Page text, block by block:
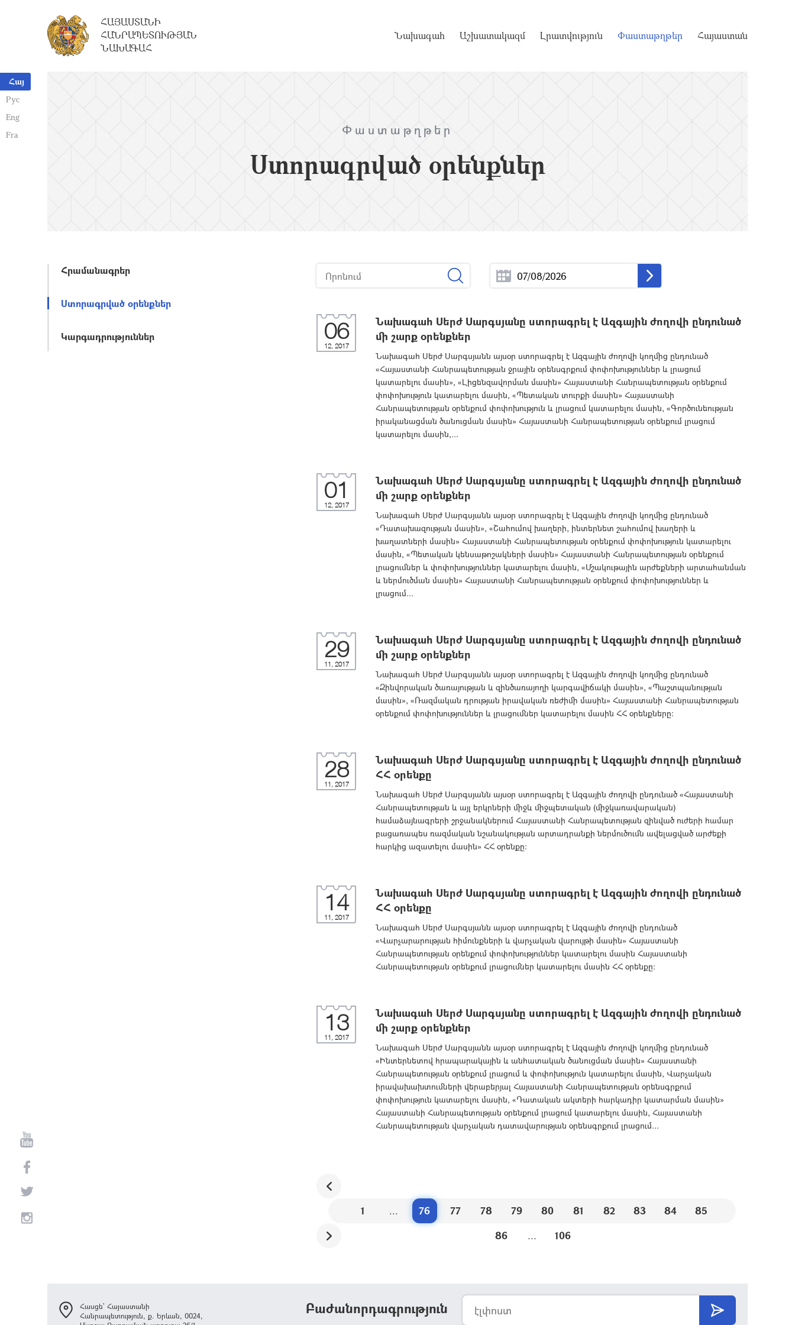
Հայ
Рус
Eng
Fra
ՀԱՅԱՍՏԱՆԻ
ՀԱՆՐԱՊԵՏՈՒԹՅԱՆ
ՆԱԽԱԳԱՀ
Նախագահ Աշխատակազմ Լրատվություն Փաստաթղթեր Հայաստան
Փաստաթղթեր
Ստորագրված օրենքներ
Հրամանագրեր
Ստորագրված օրենքներ
Կարգադրություններ 06
12, 2017
Նախագահ Սերժ Սարգսյանը ստորագրել է Ազգային ժողովի ընդունած
մի շարք օրենքներ
Նախագահ Սերժ Սարգսյանն այսօր ստորագրել է Ազգային ժողովի կողմից ընդունած
«Հայաստանի Հանրապետության ջրային օրենսգրքում փոփոխություններ և լրացում
կատարելու մասին», «Լիցենզավորման մասին» Հայաստանի Հանրապետության օրենքում
փոփոխություն կատարելու մասին, «Պետական տուրքի մասին» Հայաստանի
Հանրապետության օրենքում փոփոխություն և լրացում կատարելու մասին, «Գործունեության
իրականացման ծանուցման մասին» Հայաստանի Հանրապետության օրենքում լրացում
կատարելու մասին,...
01
12, 2017
Նախագահ Սերժ Սարգսյանը ստորագրել է Ազգային ժողովի ընդունած
մի շարք օրենքներ
Նախագահ Սերժ Սարգսյանն այսօր ստորագրել է Ազգային ժողովի կողմից ընդունած
«Դատախազության մասին», «Շահումով խաղերի, ինտերնետ շահումով խաղերի և
խաղատների մասին» Հայաստանի Հանրապետության օրենքում փոփոխություն կատարելու
մասին, «Պետական կենսաթոշակների մասին» Հայաստանի Հանրապետության օրենքում
լրացումներ և փոփոխություններ կատարելու մասին, «Մշակութային արժեքների արտահանման
և ներմուծման մասին» Հայաստանի Հանրապետության օրենքում փոփոխություններ և
լրացում...
29
11, 2017
Նախագահ Սերժ Սարգսյանը ստորագրել է Ազգային ժողովի ընդունած
մի շարք օրենքներ
Նախագահ Սերժ Սարգսյանն այսօր ստորագրել է Ազգային ժողովի կողմից ընդունած
«Զինվորական ծառայության և զինծառայողի կարգավիճակի մասին», «Պաշտպանության
մասին», «Ռազմական դրության իրավական ռեժիմի մասին» Հայաստանի Հանրապետության
օրենքում փոփոխություններ և լրացումներ կատարելու մասին ՀՀ օրենքները:
28
11, 2017
Նախագահ Սերժ Սարգսյանը ստորագրել է Ազգային ժողովի ընդունած
ՀՀ օրենքը
Նախագահ Սերժ Սարգսյանն այսօր ստորագրել է Ազգային ժողովի ընդունած «Հայաստանի
Հանրապետության և այլ երկրների միջև միջպետական (միջկառավարական)
համաձայնագրերի շրջանակներում Հայաստանի Հանրապետության զինված ուժերի համար
բացառապես ռազմական նշանակության արտադրանքի ներմուծումն ավելացված արժեքի
հարկից ազատելու մասին» ՀՀ օրենքը:
14
11, 2017
Նախագահ Սերժ Սարգսյանը ստորագրել է Ազգային ժողովի ընդունած
ՀՀ օրենքը
Նախագահ Սերժ Սարգսյանն այսօր ստորագրել է Ազգային ժողովի ընդունած
«Վարչարարության հիմունքների և վարչական վարույթի մասին» Հայաստանի
Հանրապետության օրենքում փոփոխություններ կատարելու մասին Հայաստանի
Հանրապետության օրենքում լրացումներ կատարելու մասին ՀՀ օրենքը:
13
11, 2017
Նախագահ Սերժ Սարգսյանը ստորագրել է Ազգային ժողովի ընդունած
մի շարք օրենքներ
Նախագահ Սերժ Սարգսյանն այսօր ստորագրել է Ազգային ժողովի կողմից ընդունած
«Ինտերնետով հրապարակային և անհատական ծանուցման մասին» Հայաստանի
Հանրապետության օրենքում լրացում և փոփոխություն կատարելու մասին, Վարչական
իրավախախտումների վերաբերյալ Հայաստանի Հանրապետության օրենսգրքում
փոփոխություն կատարելու մասին, «Դատական ակտերի հարկադիր կատարման մասին»
Հայաստանի Հանրապետության օրենքում լրացում կատարելու մասին, Հայաստանի
Հանրապետության վարչական դատավարության օրենսգրքում լրացում...
1 ... 76 77 78 79 80 81 82 83 84
85
86
... 106
Բաժանորդագրություն
Հասցե՝ Հայաստանի
Հանրապետություն, ք. Երևան, 0024,